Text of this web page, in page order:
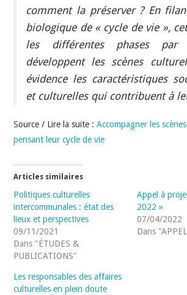
comment la préserver ? En
biologique de « cycle de vie »,
les différentes phases par
développent les scènes
évidence les caractéristiques
et culturelles qui contribuent à
Source / Lire la suite :Accompagner les
pensant leur cycle de vie
Articles similaires
Politiques culturelles
intercommunales : état des
lieux et perspectives
09/11/2021
Dans "ÉTUDES &
PUBLICATIONS"
Appel à
2022 »
07/04/2022
Dans
Les responsables des affaires
culturelles en plein doute